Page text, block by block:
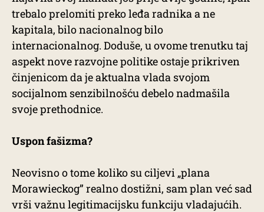
trebalo prelomiti preko leđa radnika a ne
kapitala, bilo nacionalnog bilo
internacionalnog. Doduše, u ovome trenutku taj
aspekt nove razvojne politike ostaje prikriven
činjenicom da je aktualna vlada svojom
socijalnom senzibilnošću debelo nadmašila
svoje prethodnice.
Uspon fašizma?
Neovisno o tome koliko su ciljevi „plana
Morawieckog” realno dostižni, sam plan već sad
vrši važnu legitimacijsku funkciju vladajućih.